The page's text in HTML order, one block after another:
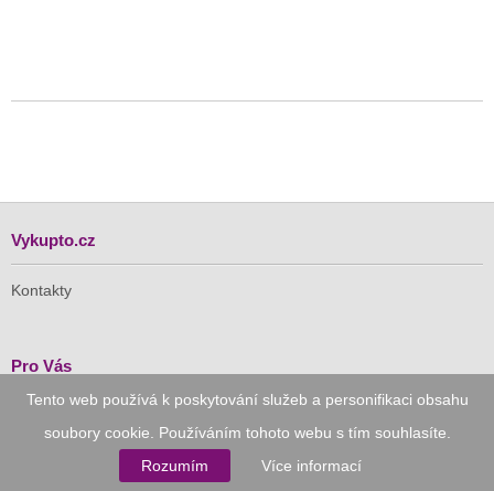
Tento web používá k poskytování služeb a personifikaci obsahu
soubory cookie. Používáním tohoto webu s tím souhlasíte.
Rozumím
Více informací
Vykupto.cz
Kontakty
Pro Vás
Vykupto na Facebooku